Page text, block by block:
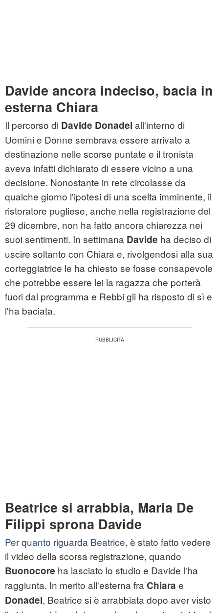
Davide ancora indeciso, bacia in
esterna Chiara
Il percorso di Davide Donadei all'interno di
Uomini e Donne sembrava essere arrivato a
destinazione nelle scorse puntate e il tronista
aveva infatti dichiarato di essere vicino a una
decisione. Nonostante in rete circolasse da
qualche giorno l'ipotesi di una scelta imminente, il
ristoratore pugliese, anche nella registrazione del
29 dicembre, non ha fatto ancora chiarezza nei
suoi sentimenti. In settimana Davide ha deciso di
uscire soltanto con Chiara e, rivolgendosi alla sua
corteggiatrice le ha chiesto se fosse consapevole
che potrebbe essere lei la ragazza che porterà
fuori dal programma e Rebbi gli ha risposto di sì e
l'ha baciata.
Beatrice si arrabbia, Maria De
Filippi sprona Davide
Per quanto riguarda Beatrice, è stato fatto vedere
il video della scorsa registrazione, quando
Buonocore ha lasciato lo studio e Davide l'ha
raggiunta. In merito all'esterna fra Chiara e
Donadei, Beatrice si è arrabbiata dopo aver visto